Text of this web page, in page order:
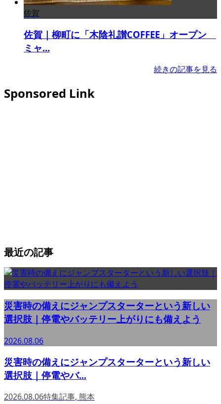
佐賀
佐賀｜柳町に「木陰礼讃COFFEE」オープン
ミャ...
続きの記事を見る
Sponsored Link
最近の記事
災害時の備えにジャンプスターターという新しい
選択肢｜停電やバッテリー上がりにも備えよう
2026.08.06
災害時の備えにジャンプスターターという新しい
選択肢｜停電やバ...
2026.08.06特集記事, 熊本